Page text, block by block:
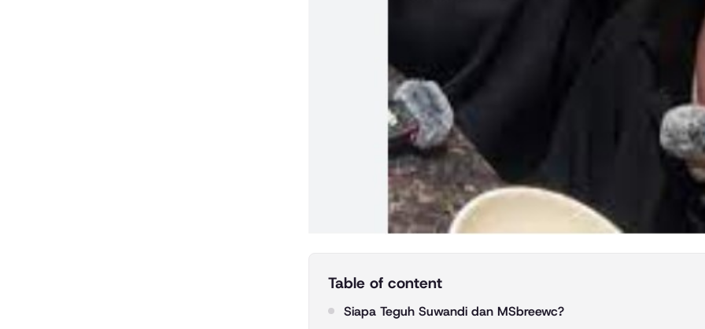
Table of content
Siapa Teguh Suwandi dan MSbreewc?